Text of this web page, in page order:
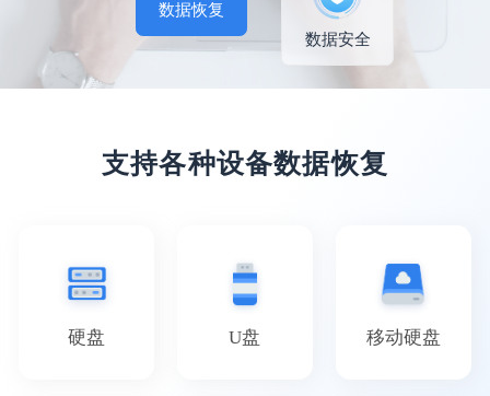
数据恢复
数据安全
支持各种设备数据恢复
硬盘 U盘 移动硬盘